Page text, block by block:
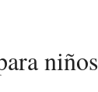
niños